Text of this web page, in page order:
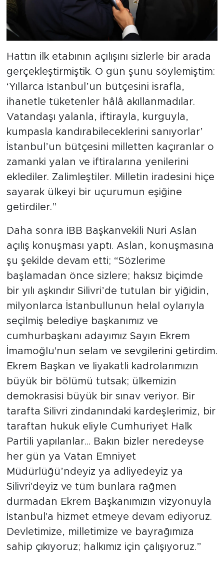
Hattın ilk etabının açılışını sizlerle bir arada
gerçekleştirmiştik. O gün şunu söylemiştim:
‘Yıllarca İstanbul’un bütçesini israfla,
ihanetle tüketenler hâlâ akıllanmadılar.
Vatandaşı yalanla, iftirayla, kurguyla,
kumpasla kandırabileceklerini sanıyorlar’
İstanbul’un bütçesini milletten kaçıranlar o
zamanki yalan ve iftiralarına yenilerini
eklediler. Zalimleştiler. Milletin iradesini hiçe
sayarak ülkeyi bir uçurumun eşiğine
getirdiler.”
Daha sonra İBB Başkanvekili Nuri Aslan
açılış konuşması yaptı. Aslan, konuşmasına
şu şekilde devam etti; “Sözlerime
başlamadan önce sizlere; haksız biçimde
bir yılı aşkındır Silivri’de tutulan bir yiğidin,
milyonlarca İstanbullunun helal oylarıyla
seçilmiş belediye başkanımız ve
cumhurbaşkanı adayımız Sayın Ekrem
İmamoğlu'nun selam ve sevgilerini getirdim.
Ekrem Başkan ve liyakatli kadrolarımızın
büyük bir bölümü tutsak; ülkemizin
demokrasisi büyük bir sınav veriyor. Bir
tarafta Silivri zindanındaki kardeşlerimiz, bir
taraftan hukuk eliyle Cumhuriyet Halk
Partili yapılanlar... Bakın bizler neredeyse
her gün ya Vatan Emniyet
Müdürlüğü’ndeyiz ya adliyedeyiz ya
Silivri'deyiz ve tüm bunlara rağmen
durmadan Ekrem Başkanımızın vizyonuyla
İstanbul'a hizmet etmeye devam ediyoruz.
Devletimize, milletimize ve bayrağımıza
sahip çıkıyoruz; halkımız için çalışıyoruz.”